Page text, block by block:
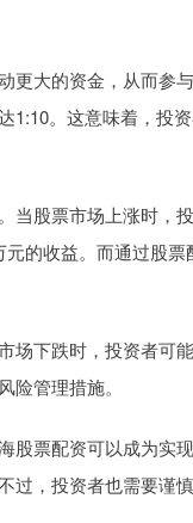
更大的资金，从而参
1:10。这意味着，投
当股票市场上涨时，
的收益。而通过股
场下跌时，投资者可
管理措施。
股票配资可以成为实
过，投资者也需要谨